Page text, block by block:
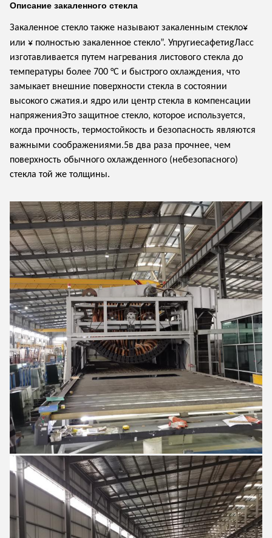
Описание закаленного стекла
Закаленное стекло также называют закаленным стекло¥
или ¥ полностью закаленное стекло”. УпругиесафетиgЛасс
изготавливается путем нагревания листового стекла до
температуры более 700 °C и быстрого охлаждения, что
замыкает внешние поверхности стекла в состоянии
высокого сжатия.и ядро или центр стекла в компенсации
напряженияЭто защитное стекло, которое используется,
когда прочность, термостойкость и безопасность являются
важными соображениями.5в два раза прочнее, чем
поверхность обычного охлажденного (небезопасного)
стекла той же толщины.